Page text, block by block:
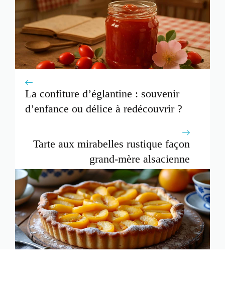
La confiture d’églantine : souvenir
d’enfance ou délice à redécouvrir ?
Tarte aux mirabelles rustique façon
grand-mère alsacienne